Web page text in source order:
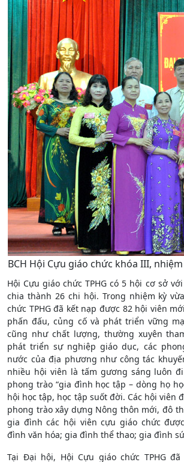
BCH Hội Cựu giáo chức khóa III,
Hội Cựu giáo chức TPHG có 5 hội cơ sở
chia thành 26 chi hội. Trong nhiệm kỳ
chức TPHG đã kết nạp được 82 hội viên
phấn đấu, củng cố và phát triển vững
cũng như chất lượng, thường xuyên
phát triển sự nghiệp giáo dục, các
nước của địa phương như công tác
nhiều hội viên là tấm gương sáng luôn
phong trào “gia đình học tập – dòng họ
hội học tập, học tập suốt đời. Các hội viên
phong trào xây dựng Nông thôn mới, đô
gia đình các hội viên cựu giáo chức
đình văn hóa; gia đình thể thao; gia đình
Tại Đại hội, Hội Cựu giáo chức TPHG